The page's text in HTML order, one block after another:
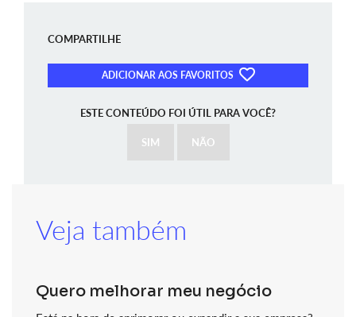
COMPARTILHE
ADICIONAR AOS FAVORITOS
ESTE CONTEÚDO FOI ÚTIL PARA VOCÊ?
SIM NÃO
Veja também
Quero melhorar meu negócio